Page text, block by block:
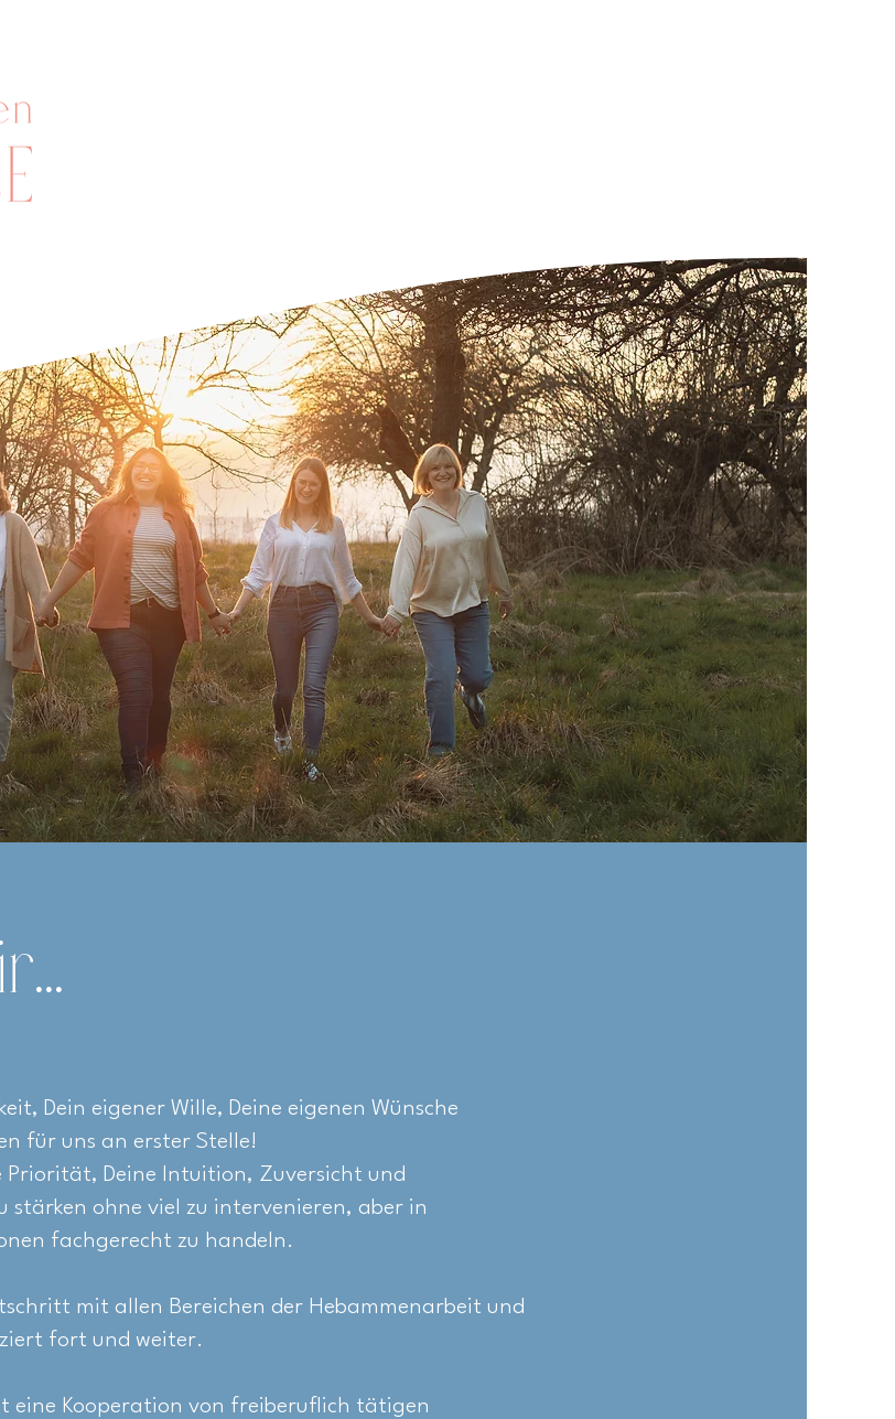
Dein eigener Wille, Deine eigenen Wünsche
für uns an erster Stelle!
Priorität, Deine Intuition, Zuversicht und
stärken ohne viel zu intervenieren, aber in
fachgerecht zu handeln.
mit allen Bereichen der Hebammenarbeit und
fort und weiter.
eine Kooperation von freiberuflich tätigen